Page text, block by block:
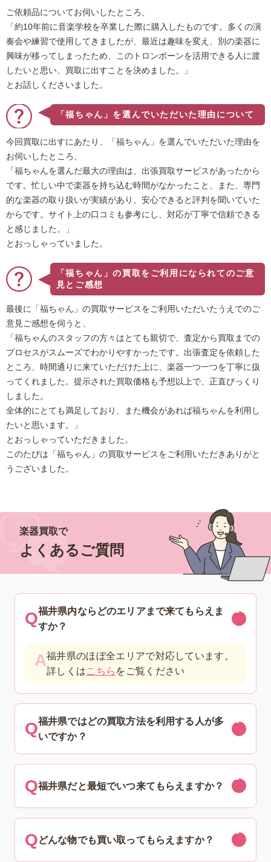
ご依頼品についてお伺いしたところ、
「約10年前に音楽学校を卒業した際に購入したものです。多くの演
奏会や練習で使用してきましたが、最近は趣味を変え、別の楽器に
興味が移ってしまったため、このトロンボーンを活用できる人に渡
したいと思い、買取に出すことを決めました。」
とお話しくださいました。
「福ちゃん」を選んでいただいた理由について
今回買取に出すにあたり、「福ちゃん」を選んでいただいた理由を
お伺いしたところ、
「福ちゃんを選んだ最大の理由は、出張買取サービスがあったから
です。忙しい中で楽器を持ち込む時間がなかったこと、また、専門
的な楽器の取り扱いが実績があり、安心できると評判を聞いていた
からです。サイト上の口コミも参考にし、対応が丁寧で信頼できる
と感じました。」
とおっしゃっていました。
「福ちゃん」の買取をご利用になられてのご意
見とご感想
最後に「福ちゃん」の買取サービスをご利用いただいたうえでのご
意見ご感想を伺うと、
「福ちゃんのスタッフの方々はとても親切で、査定から買取までの
プロセスがスムーズでわかりやすかったです。出張査定を依頼した
ところ、時間通りに来ていただけた上に、楽器一つ一つを丁寧に扱
ってくれました。提示された買取価格も予想以上で、正直びっくり
しました。
全体的にとても満足しており、また機会があれば福ちゃんを利用し
たいと思います。」
とおっしゃっていただきました。
このたびは「福ちゃん」の買取サービスをご利用いただきありがと
うございました。
楽器買取で
よくあるご質問
福井県内ならどのエリアまで来てもらえま
すか？
福井県のほぼ全エリアで対応しています。
詳しくはこちら をご覧ください
福井県ではどの買取方法を利用する人が多
いですか？
福井県だと最短でいつ来てもらえますか？
どんな物でも買い取ってもらえますか？